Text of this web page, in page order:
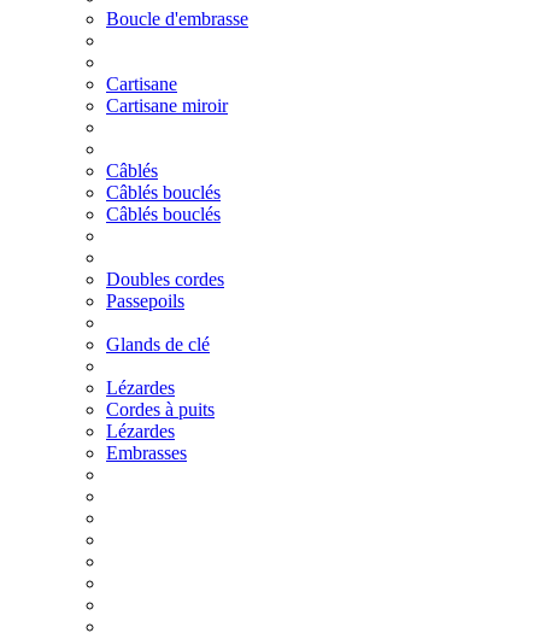
Boucle d'embrasse
Cartisane
Cartisane miroir
Câblés
Câblés bouclés
Câblés bouclés
Doubles cordes
Passepoils
Glands de clé
Lézardes
Cordes à puits
Lézardes
Embrasses